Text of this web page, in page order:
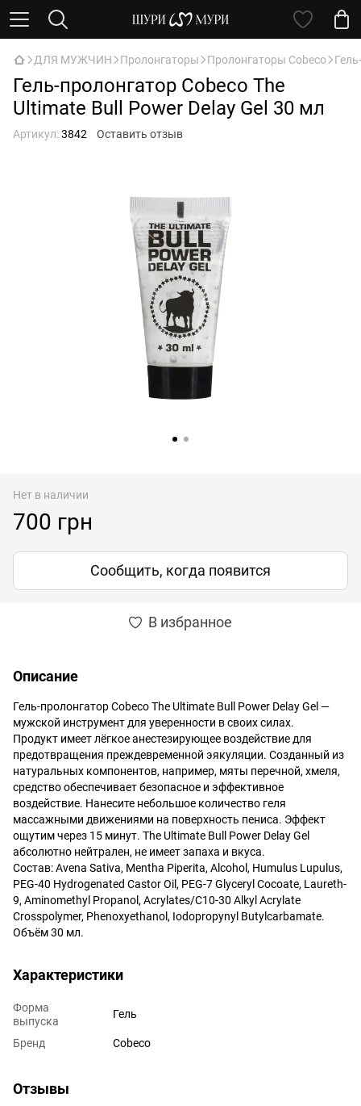
ДЛЯ МУЖЧИН Пролонгаторы Пролонгаторы Cobeco
Гель-пролонгатор Cobeco The
Ultimate Bull Power Delay Gel 30 мл
Артикул:3842 Оставить отзыв
Нет в наличии
700 грн
Сообщить, когда появится
В избранное
Описание
Гель-пролонгатор Cobeco The Ultimate Bull Power Delay Gel —
мужской инструмент для уверенности в своих силах.
Продукт имеет лёгкое анестезирующее воздействие для
предотвращения преждевременной эякуляции. Созданный из
натуральных компонентов, например, мяты перечной, хмеля,
средство обеспечивает безопасное и эффективное
воздействие. Нанесите небольшое количество геля
массажными движениями на поверхность пениса. Эффект
ощутим через 15 минут. The Ultimate Bull Power Delay Gel
абсолютно нейтрален, не имеет запаха и вкуса.
Состав: Avena Sativa, Mentha Piperita, Alcohol, Humulus Lupulus,
PEG-40 Hydrogenated Castor Oil, PEG-7 Glyceryl Cocoate, Laureth-
9, Aminomethyl Propanol, Acrylates/C10-30 Alkyl Acrylate
Crosspolymer, Phenoxyethanol, Iodopropynyl Butylcarbamate.
Объём 30 мл.
Характеристики
Форма
выпуска
Гель
Бренд Cobeco
Отзывы